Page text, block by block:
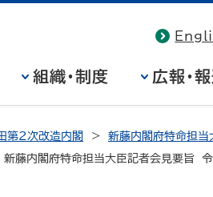
組織・制度 広報・
第2次改造内閣
新藤内閣府特命担当
新藤内閣府特命担当大臣記者会見要旨